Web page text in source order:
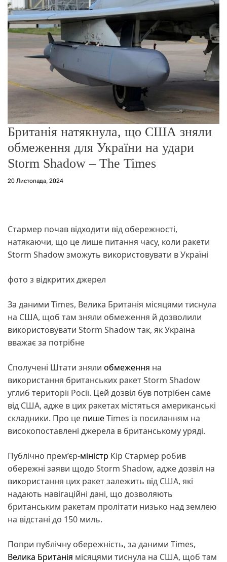
о
ж
и
Британія натякнула, що США зняли
обмеження для України на удари
Storm Shadow – The Times
20 Листопада, 2024
Стармер почав відходити від обережності,
натякаючи, що це лише питання часу, коли ракети
Storm Shadow зможуть використовувати в Україні
фото з відкритих джерел
За даними Times, Велика Британія місяцями тиснула
на США, щоб там зняли обмеження й дозволили
використовувати Storm Shadow так, як Україна
вважає за потрібне
Сполучені Штати зняли обмеження на
використання британських ракет Storm Shadow
углиб території Росії. Цей дозвіл був потрібен саме
від США, адже в цих ракетах містяться американські
складники. Про це пишеTimes із посиланням на
високопоставлені джерела в британському уряді.
Публічно прем’єр-міністр Кір Стармер робив
обережні заяви щодо Storm Shadow, адже дозвіл на
використання цих ракет залежить від США, які
надають навігаційні дані, що дозволяють
британським ракетам пролітати низько над землею
на відстані до 150 миль.
Попри публічну обережність, за даними Times,
Велика Британія місяцями тиснула на США, щоб там